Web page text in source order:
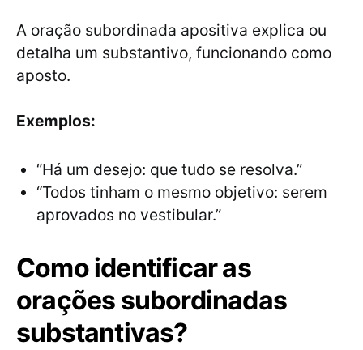
A oração subordinada apositiva explica ou
detalha um substantivo, funcionando como
aposto.
Exemplos:
“Há um desejo: que tudo se resolva.”
“Todos tinham o mesmo objetivo: serem
aprovados no vestibular.”
Como identificar as
orações subordinadas
substantivas?